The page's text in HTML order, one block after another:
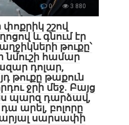
0 3 880
շշով
և գնում էր
թուքը՝
նմուշի համար
դոլար,
թուքը թաքուն
ջրի մեջ. Բայց
պարզ դարձավ,
արել, բոլորը
սարսափի